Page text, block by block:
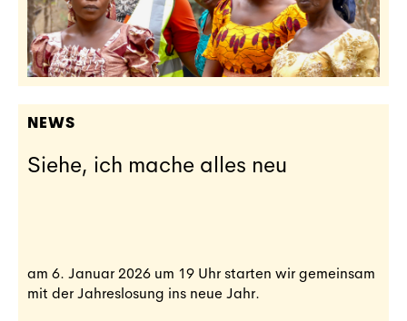
NEWS
Siehe, ich mache alles neu
am 6. Januar 2026 um 19 Uhr starten wir gemeinsam
mit der Jahreslosung ins neue Jahr.